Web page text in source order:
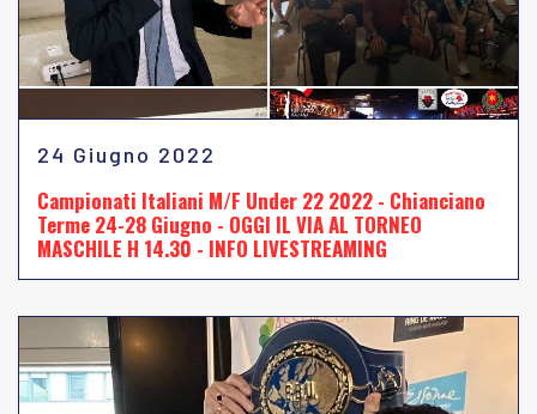
24 Giugno 2022
Campionati Italiani M/F Under 22 2022 - Chianciano
Terme 24-28 Giugno - OGGI IL VIA AL TORNEO
MASCHILE H 14.30 - INFO LIVESTREAMING